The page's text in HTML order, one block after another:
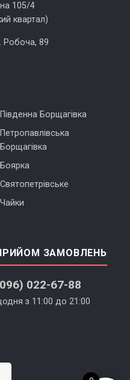
105/4
квартал)
Робоча, 89
Південна Борщагівка
Петропавлівська
Борщагівка
Боярка
Святопетрівське
Чайки
ЗАМОВЛЕНЬ
022-67-88
з 11:00 до 21:00